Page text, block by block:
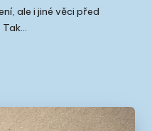
ale i jiné věci před
Tak…